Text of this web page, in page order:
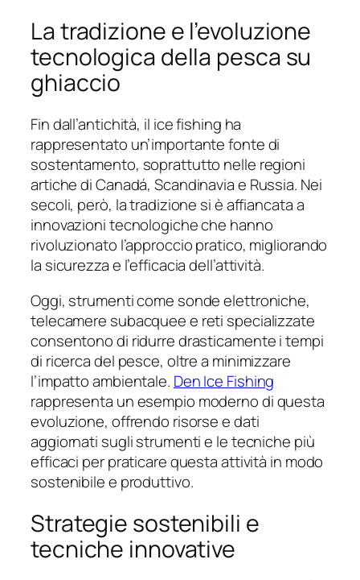
La tradizione e l’evoluzione
tecnologica della pesca su
ghiaccio
Fin dall’antichità, il ice fishing ha
rappresentato un’importante fonte di
sostentamento, soprattutto nelle regioni
artiche di Canadá, Scandinavia e Russia. Nei
secoli, però, la tradizione si è affiancata a
innovazioni tecnologiche che hanno
rivoluzionato l’approccio pratico, migliorando
la sicurezza e l’efficacia dell’attività.
Oggi, strumenti come sonde elettroniche,
telecamere subacquee e reti specializzate
consentono di ridurre drasticamente i tempi
di ricerca del pesce, oltre a minimizzare
l’impatto ambientale. Den Ice Fishing
rappresenta un esempio moderno di questa
evoluzione, offrendo risorse e dati
aggiornati sugli strumenti e le tecniche più
efficaci per praticare questa attività in modo
sostenibile e produttivo.
Strategie sostenibili e
tecniche innovative